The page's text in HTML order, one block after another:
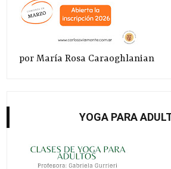
por María Rosa Caraoghlanian
YOGA PARA